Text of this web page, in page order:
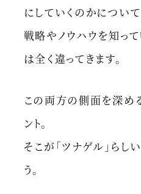
にしていくのかについて
戦略やノウハウを知っ
は全く違ってきます。
この両方の側面を深め
ント。
そこが「ツナゲル」らし
う。